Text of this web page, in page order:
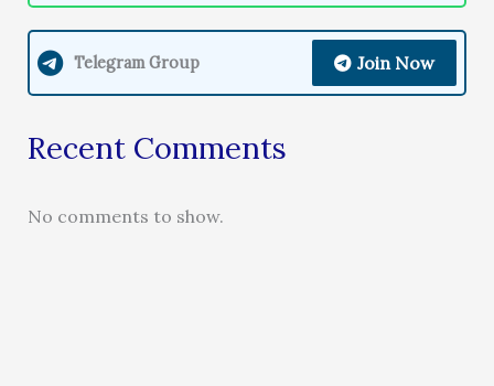
Telegram Group Join Now
Recent Comments
No comments to show.